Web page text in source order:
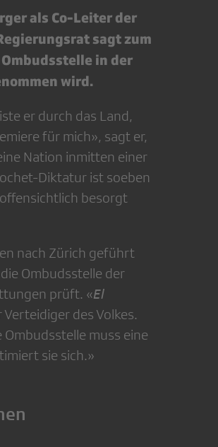
als Co-Leiter der
sagt zum
in der
wird.
er durch das Land,
für mich», sagt er,
Nation inmitten einer
Diktatur ist soeben
besorgt
nach Zürich geführt
Ombudsstelle der
prüft. «El
des Volkes.
muss eine
sie sich.»